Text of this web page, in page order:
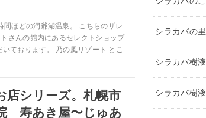
間ほどの洞爺湖温泉。 こちらのザレ
さんの館内にあるセレクトショップ
ております。 乃の風リゾート とこ
店シリーズ。札幌市
寿あき屋〜じゅあ
シラカバの
シラカバ樹
シラカバ樹